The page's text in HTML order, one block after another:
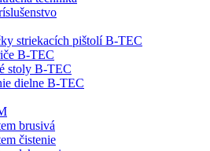
striekacích pištolí B-TEC
B-TEC
stoly B-TEC
dielne B-TEC
brusivá
čistenie